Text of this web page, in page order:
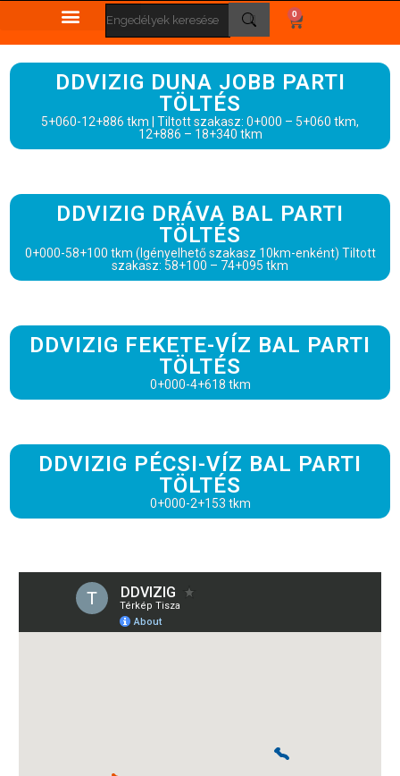
0
DDVIZIG DUNA JOBB PARTI
TÖLTÉS
5+060-12+886 tkm | Tiltott szakasz: 0+000 – 5+060 tkm,
12+886 – 18+340 tkm
DDVIZIG DRÁVA BAL PARTI
TÖLTÉS
0+000-58+100 tkm (Igényelhető szakasz 10km-enként) Tiltott
szakasz: 58+100 – 74+095 tkm
DDVIZIG FEKETE-VÍZ BAL PARTI
TÖLTÉS
0+000-4+618 tkm
DDVIZIG PÉCSI-VÍZ BAL PARTI
TÖLTÉS
0+000-2+153 tkm